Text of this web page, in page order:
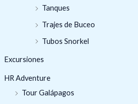
Tanques
Trajes de Buceo
Tubos Snorkel
Excursiones
HR Adventure
Tour Galápagos